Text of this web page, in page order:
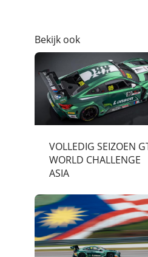
Bekijk ook
VOLLEDIG SEIZOEN
WORLD CHALLENGE
ASIA